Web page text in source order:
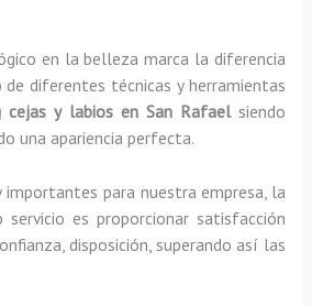
en la belleza marca la diferencia
de diferentes técnicas y herramientas
cejas y labios en San Rafaelsiendo
una apariencia perfecta.
importantes para nuestra empresa, la
es proporcionar satisfacción
disposición, superando así las